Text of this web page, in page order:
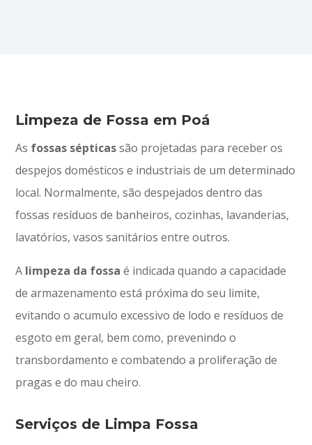
Limpeza de Fossa em Poá
As fossas sépticassão projetadas para receber os
despejos domésticos e industriais de um determinado
local. Normalmente, são despejados dentro das
fossas resíduos de banheiros, cozinhas, lavanderias,
lavatórios, vasos sanitários entre outros.
A limpeza da fossa é indicada quando a capacidade
de armazenamento está próxima do seu limite,
evitando o acumulo excessivo de lodo e resíduos de
esgoto em geral, bem como, prevenindo o
transbordamento e combatendo a proliferação de
pragas e do mau cheiro.
Serviços de Limpa Fossa